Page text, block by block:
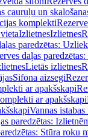
cauruļu un
komplekti
IzlietnesIzlietnes
paredzētas:
daļas
Lietās izlietnes
Sifona aizsegi
ar apakšskapi
ar apakšskapi
Vannas istabas
paredzētas:
Stūra roku